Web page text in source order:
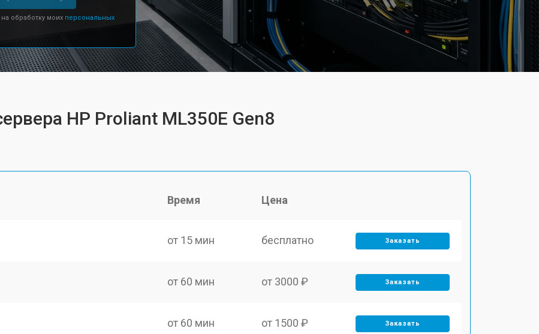
обработку моих персональных
HP Proliant ML350E Gen8
Время Цена
от 15 мин бесплатно Заказать
от 60 мин от 3000 ₽ Заказать
от 60 мин от 1500 ₽ Заказать